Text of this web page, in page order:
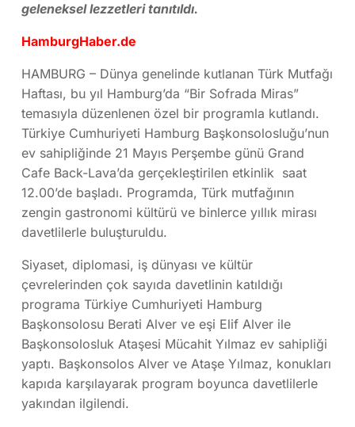
geleneksel lezzetleri tanıtıldı.
HamburgHaber.de
HAMBURG – Dünya genelinde kutlanan Türk Mutfağı
Haftası, bu yıl Hamburg’da “Bir Sofrada Miras”
temasıyla düzenlenen özel bir programla kutlandı.
Türkiye Cumhuriyeti Hamburg Başkonsolosluğu’nun
ev sahipliğinde 21 Mayıs Perşembe günü Grand
Cafe Back-Lava’da gerçekleştirilen etkinlik saat
12.00’de başladı. Programda, Türk mutfağının
zengin gastronomi kültürü ve binlerce yıllık mirası
davetlilerle buluşturuldu.
Siyaset, diplomasi, iş dünyası ve kültür
çevrelerinden çok sayıda davetlinin katıldığı
programa Türkiye Cumhuriyeti Hamburg
Başkonsolosu Berati Alver ve eşi Elif Alver ile
Başkonsolosluk Ataşesi Mücahit Yılmaz ev sahipliği
yaptı. Başkonsolos Alver ve Ataşe Yılmaz, konukları
kapıda karşılayarak program boyunca davetlilerle
yakından ilgilendi.